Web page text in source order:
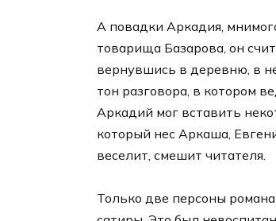
А повадки Аркадия,
товарища Базарова, он
вернувшись в деревню, в
тон разговора, в котором
Аркадий мог вставить
который нес Аркаша,
веселит, смешит читателя.
Только две персоны